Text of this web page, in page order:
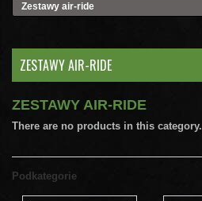
Zestawy air-ride
ZESTAWY AIR-RIDE
ZESTAWY AIR-RIDE
There are no products in this category.
Podkategorie